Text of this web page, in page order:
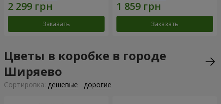
Заказать Заказать
Цветы в коробке в городе
Ширяево
Cортировка: дешевые дорогие